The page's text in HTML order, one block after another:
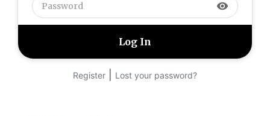
visibility
Register Lost your password?